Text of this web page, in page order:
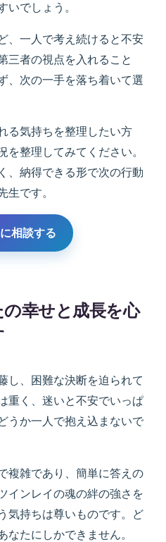
いでしょう。
、一人で考え続けると不安
三者の視点を入れること
、次の一手を落ち着いて選
る気持ちを整理したい方
整理してみてください。
、納得できる形で次の行動
生です。
相談する
幸せと成長を心
し、困難な決断を迫られて
重く、迷いと不安でいっぱ
うか一人で抱え込まないで
複雑であり、簡単に答えの
インレイの魂の絆の強さを
気持ちは尊いものです。ど
なたにしかできません。